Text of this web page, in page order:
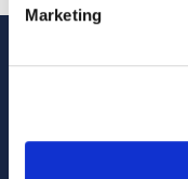
Marketing